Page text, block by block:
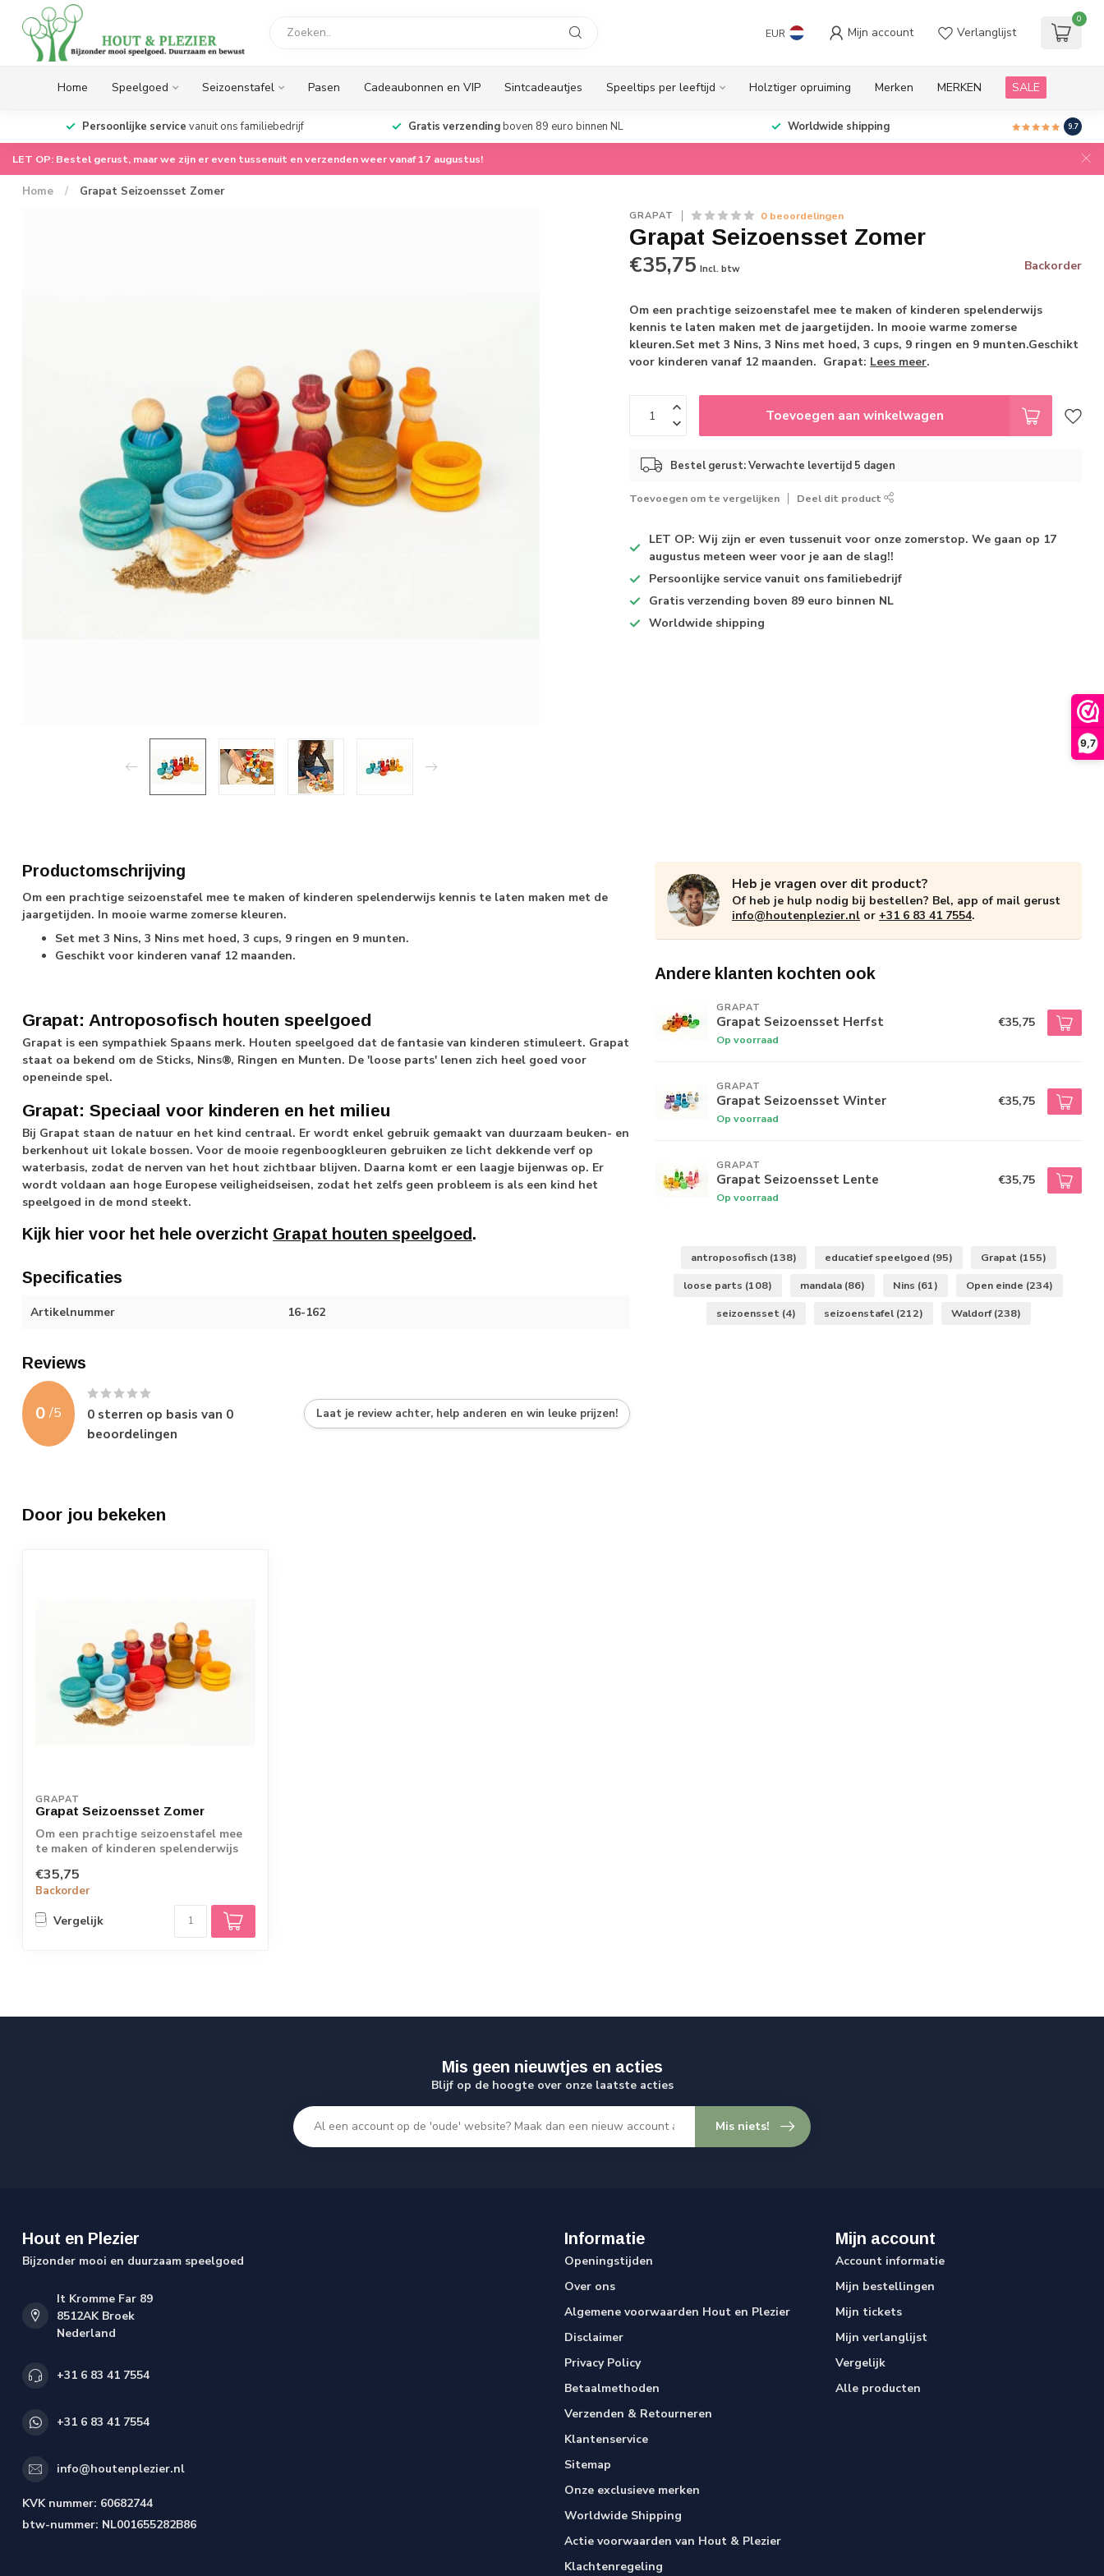
9,7
EUR Mijn account Verlanglijst
0
Home Speelgoed Seizoenstafel Pasen Cadeaubonnen en VIP Sintcadeautjes Speeltips per leeftijd Holztiger opruiming Merken MERKEN SALE
Persoonlijke service vanuit ons familiebedrijf Gratis verzendingboven 89 euro binnen NL Worldwide shipping 9.7
LET OP: Bestel gerust, maar we zijn er even tussenuit en verzenden weer vanaf 17 augustus!
Home / Grapat Seizoensset Zomer
GRAPAT 0 beoordelingen
Grapat Seizoensset Zomer
€35,75 Incl. btw Backorder
Om een prachtige seizoenstafel mee te maken of kinderen spelenderwijs
kennis te laten maken met de jaargetijden. In mooie warme zomerse
kleuren.Set met 3 Nins, 3 Nins met hoed, 3 cups, 9 ringen en 9 munten.Geschikt
voor kinderen vanaf 12 maanden. Grapat: Lees meer.
Toevoegen aan winkelwagen
Bestel gerust: Verwachte levertijd 5 dagen
Toevoegen om te vergelijken Deel dit product
LET OP: Wij zijn er even tussenuit voor onze zomerstop. We gaan op 17
augustus meteen weer voor je aan de slag!!
Persoonlijke service vanuit ons familiebedrijf
Gratis verzending boven 89 euro binnen NL
Worldwide shipping
Productomschrijving
Om een prachtige seizoenstafel mee te maken of kinderen spelenderwijs kennis te laten maken met de
jaargetijden. In mooie warme zomerse kleuren.
Set met 3 Nins, 3 Nins met hoed, 3 cups, 9 ringen en 9 munten.
Geschikt voor kinderen vanaf 12 maanden.
Grapat: Antroposofisch houten speelgoed
Grapat is een sympathiek Spaans merk. Houten speelgoed dat de fantasie van kinderen stimuleert. Grapat
staat oa bekend om de Sticks, Nins®, Ringen en Munten. De 'loose parts' lenen zich heel goed voor
openeinde spel.
Grapat: Speciaal voor kinderen en het milieu
Bij Grapat staan de natuur en het kind centraal. Er wordt enkel gebruik gemaakt van duurzaam beuken- en
berkenhout uit lokale bossen. Voor de mooie regenboogkleuren gebruiken ze licht dekkende verf op
waterbasis, zodat de nerven van het hout zichtbaar blijven. Daarna komt er een laagje bijenwas op. Er
wordt voldaan aan hoge Europese veiligheidseisen, zodat het zelfs geen probleem is als een kind het
speelgoed in de mond steekt.
Kijk hier voor het hele overzicht Grapat houten speelgoed.
Specificaties
Artikelnummer 16-162
Reviews
0 /5 0 sterren op basis van 0
beoordelingen
Laat je review achter, help anderen en win leuke prijzen!
Heb je vragen over dit product?
Of heb je hulp nodig bij bestellen? Bel, app of mail gerust
info@houtenplezier.nl or +31 6 83 41 7554.
Andere klanten kochten ook
GRAPAT
Grapat Seizoensset Herfst
Op voorraad
€35,75
GRAPAT
Grapat Seizoensset Winter
Op voorraad
€35,75
GRAPAT
Grapat Seizoensset Lente
Op voorraad
€35,75
antroposofisch (138) educatief speelgoed (95) Grapat (155)
loose parts (108) mandala (86) Nins (61) Open einde (234)
seizoensset (4) seizoenstafel (212) Waldorf(238)
Door jou bekeken
GRAPAT
Grapat Seizoensset Zomer
Om een prachtige seizoenstafel mee
te maken of kinderen spelenderwijs
€35,75
Backorder
Vergelijk
Mis geen nieuwtjes en acties
Blijf op de hoogte over onze laatste acties
Mis niets!
Hout en Plezier
Bijzonder mooi en duurzaam speelgoed
It Kromme Far 89
8512AK Broek
Nederland
+31 6 83 41 7554
+31 6 83 41 7554
info@houtenplezier.nl
KVK nummer: 60682744
btw-nummer: NL001655282B86
Informatie
Openingstijden
Over ons
Algemene voorwaarden Hout en Plezier
Disclaimer
Privacy Policy
Betaalmethoden
Verzenden & Retourneren
Klantenservice
Sitemap
Onze exclusieve merken
Worldwide Shipping
Actie voorwaarden van Hout & Plezier
Klachtenregeling
Mijn account
Account informatie
Mijn bestellingen
Mijn tickets
Mijn verlanglijst
Vergelijk
Alle producten